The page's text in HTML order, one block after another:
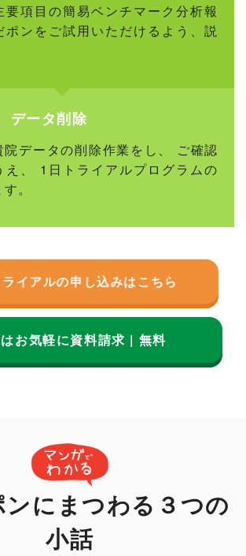
要項目の簡易ベンチマーク分析報
ポンをご試用いただけるよう、説
データ削除
データの削除作業をし、 ご確認
え、 1日トライアルプログラムの
。
お気軽に資料請求 | 無料
イアルの申し込みはこちら
ンにまつわる３つの
小話